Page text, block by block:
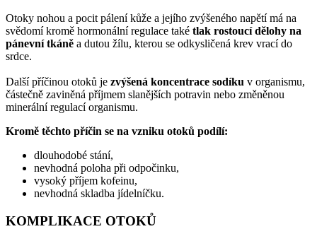
Otoky nohou a pocit pálení kůže a jejího zvýšeného napětí má na
svědomí kromě hormonální regulace také tlak rostoucí dělohy na
pánevní tkáně a dutou žílu, kterou se odkysličená krev vrací do
srdce.
Další příčinou otoků je zvýšená koncentrace sodíku v organismu,
částečně zaviněná příjmem slanějších potravin nebo změněnou
minerální regulací organismu.
Kromě těchto příčin se na vzniku otoků podílí:
dlouhodobé stání,
nevhodná poloha při odpočinku,
vysoký příjem kofeinu,
nevhodná skladba jídelníčku.
KOMPLIKACE OTOKŮ